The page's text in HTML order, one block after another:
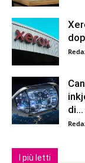
di...
I più letti